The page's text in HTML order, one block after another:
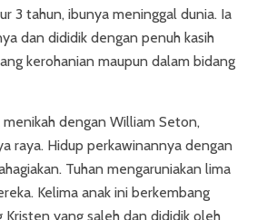
3 tahun, ibunya meninggal dunia. Ia
dan dididik dengan penuh kasih
kerohanian maupun dalam bidang
dengan William Seton,
raya. Hidup perkawinannya dengan
Tuhan mengaruniakan lima
Kelima anak ini berkembang
Kristen yang saleh dan dididik oleh